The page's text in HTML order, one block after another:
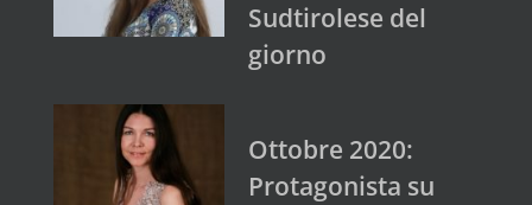
Sudtirolese del
giorno
Ottobre 2020:
Protagonista su